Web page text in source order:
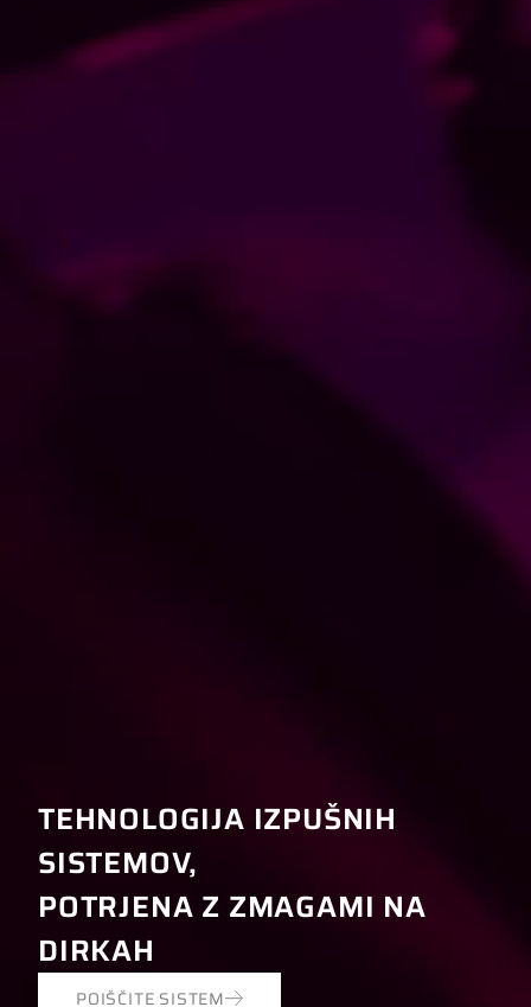
TEHNOLOGIJA IZPUŠNIH
SISTEMOV,
POTRJENA Z ZMAGAMI NA
DIRKAH
POIŠČITE SISTEM